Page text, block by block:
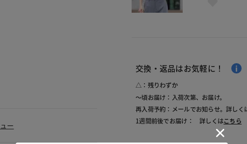
ー
交換・返品はお気軽に！
△：残りわずか
～頃お届け：入荷次第、お届け。
再入荷予約：メールでお知らせ。詳しく
1週間前後でお届け： 詳しくはこちら